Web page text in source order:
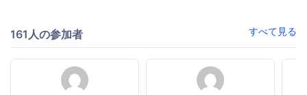
161人の参加者 すべて見る